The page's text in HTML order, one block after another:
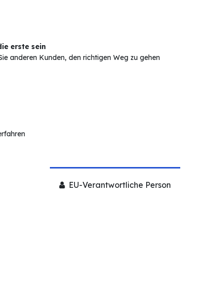
erste sein
anderen Kunden, den richtigen Weg zu gehen
EU-Verantwortliche Person